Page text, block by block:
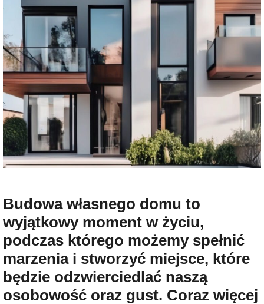
Budowa własnego domu to
wyjątkowy moment w życiu,
podczas którego możemy spełnić
marzenia i stworzyć miejsce, które
będzie odzwierciedlać naszą
osobowość oraz gust. Coraz więcej